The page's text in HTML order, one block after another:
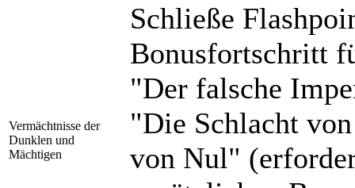
Vermächtnisse der
Dunklen und
Mächtigen
Schließe
Bonusfortschritt
"Der falsche
"Die Schlacht
von Nul"